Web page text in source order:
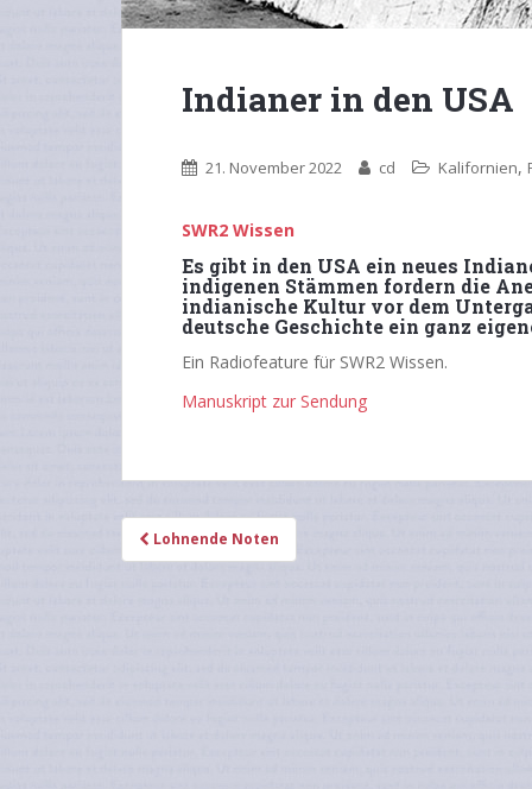
Indianer in den USA
21. November 2022 cd Kalifornien,
SWR2 Wissen
Es gibt in den USA ein neues
indigenen Stämmen fordern die
indianische Kultur vor dem
deutsche Geschichte ein ganz
Ein Radiofeature für SWR2 Wissen.
Manuskript zur Sendung
Beitragsnavigation
Lohnende Noten